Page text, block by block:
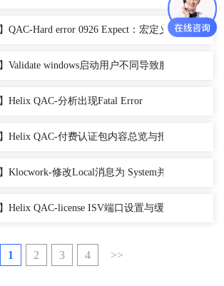
】QAC-Hard error 0926 Expect：宏定义报错解决
】Validate windows启动用户不同导致服务启动失败
】Helix QAC-分析出现Fatal Error
】Helix QAC-付费认证包内容总览与报告生成
】Klocwork-修改Local消息为 System并上传validate
】Helix QAC-license ISV端口设置与缓存调用
1 2 3 4 >>